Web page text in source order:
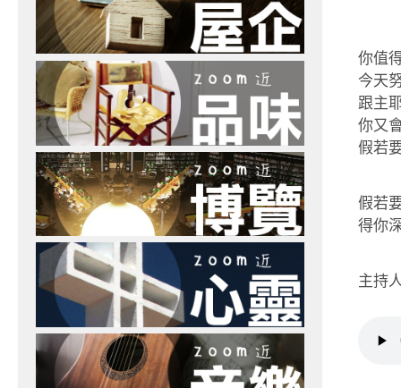
你值
今天
跟主
你又
假若
假若
得你
主持